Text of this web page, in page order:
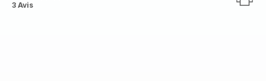
Avis
3 Avis